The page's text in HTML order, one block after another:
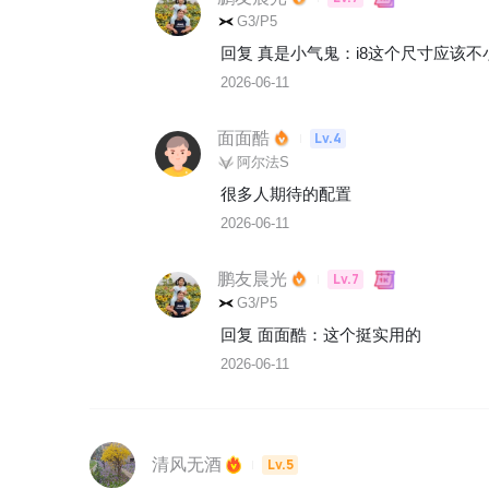
G3/P5
回复 真是小气鬼 ： i8这个尺寸应该不
2026-06-11
面面酷 Lv.4
阿尔法S
很多人期待的配置
2026-06-11
鹏友晨光 Lv.7
G3/P5
回复 面面酷 ： 这个挺实用的
2026-06-11
清风无酒 Lv.5